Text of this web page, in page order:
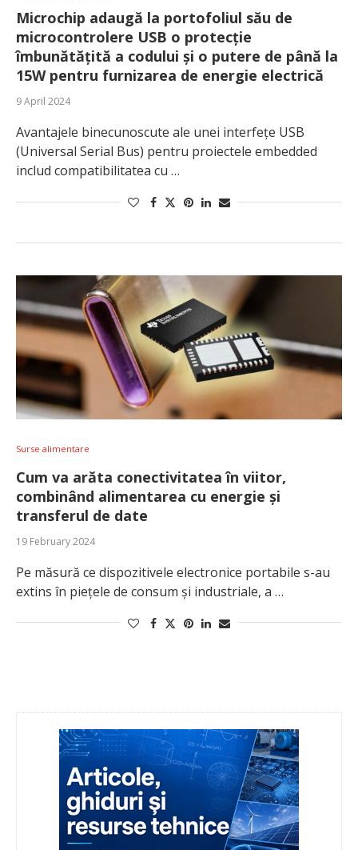
Microchip adaugă la portofoliul său de
microcontrolere USB o protecție
îmbunătățită a codului și o putere de până la
15W pentru furnizarea de energie electrică
9 April 2024
Avantajele binecunoscute ale unei interfețe USB
(Universal Serial Bus) pentru proiectele embedded
includ compatibilitatea cu …
Surse alimentare
Cum va arăta conectivitatea în viitor,
combinând alimentarea cu energie și
transferul de date
19 February 2024
Pe măsură ce dispozitivele electronice portabile s-au
extins în piețele de consum și industriale, a …